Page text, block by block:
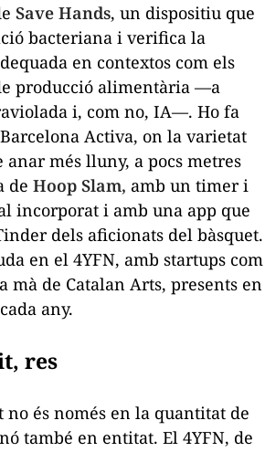
Save Hands, un dispositiu que
bacteriana i verifica la
en contextos com els
producció alimentària —a
i, com no, IA—. Ho fa
Activa, on la varietat
anar més lluny, a pocs metres
de Hoop Slam, amb un timeri
incorporat i amb una app que
dels aficionats del bàsquet.
en el 4YFN, amb startups com
mà de Catalan Arts, presents en
any.
res
és només en la quantitat de
també en entitat. El 4YFN, de